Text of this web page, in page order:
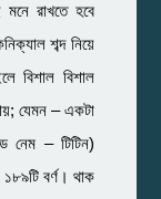
মনে রাখতে হবে
শব্দ নিয়ে
বিশাল বিশাল
যেমন – একটা
নেম – টিটিন)
বর্ণ। থাক